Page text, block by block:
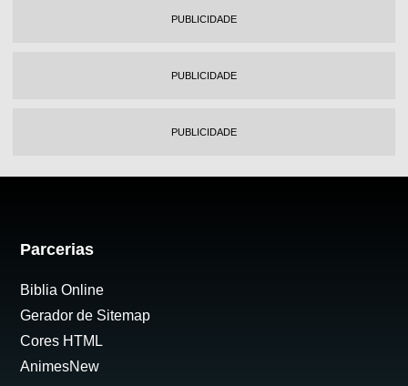
PUBLICIDADE
PUBLICIDADE
PUBLICIDADE
Parcerias
Biblia Online
Gerador de Sitemap
Cores HTML
AnimesNew